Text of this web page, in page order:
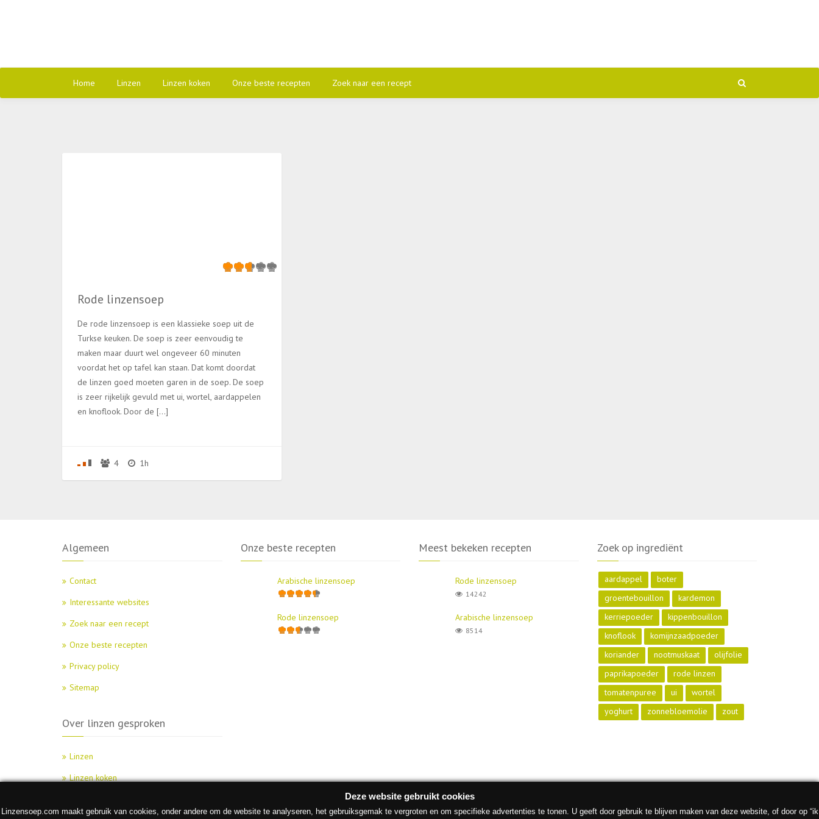
Home Linzen Linzen koken Onze beste recepten Zoek naar een recept
Rode linzensoep
De rode linzensoep is een klassieke soep uit de
Turkse keuken. De soep is zeer eenvoudig te
maken maar duurt wel ongeveer 60 minuten
voordat het op tafel kan staan. Dat komt doordat
de linzen goed moeten garen in de soep. De soep
is zeer rijkelijk gevuld met ui, wortel, aardappelen
en knoflook. Door de […]
4 1h
Algemeen
Contact
Interessante websites
Zoek naar een recept
Onze beste recepten
Privacy policy
Sitemap
Over linzen gesproken
Linzen
Linzen koken
Onze beste recepten
Arabische linzensoep
Rode linzensoep
Meest bekeken recepten
Rode linzensoep
14242
Arabische linzensoep
8514
Zoek op ingrediënt
aardappel
boter
groentebouillon
kardemon
kerriepoeder
kippenbouillon
knoflook
komijnzaadpoeder
koriander
nootmuskaat
olijfolie
paprikapoeder
rode linzen
tomatenpuree
ui
wortel
yoghurt
zonnebloemolie zout
Deze website gebruikt cookies
Linzensoep.com maakt gebruik van cookies, onder andere om de website te analyseren, het gebruiksgemak te vergroten en om specifieke advertenties te tonen. U geeft door gebruik te blijven maken van deze website, of door op “ik